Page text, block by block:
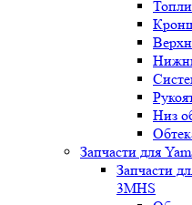
Низ
Запчасти для
Запчасти
3MHS